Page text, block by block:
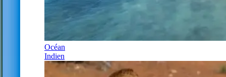
Océan
Indien